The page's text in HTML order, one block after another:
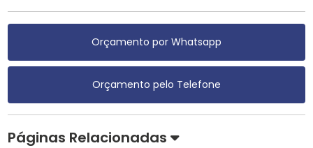
Orçamento por Whatsapp
Orçamento pelo Telefone
Páginas Relacionadas